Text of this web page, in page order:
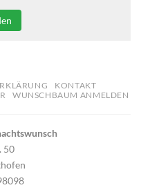
KONTAKT
WUNSCHBAUM ANMELDEN
50